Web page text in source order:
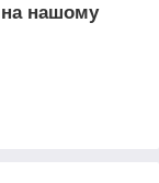
на нашому